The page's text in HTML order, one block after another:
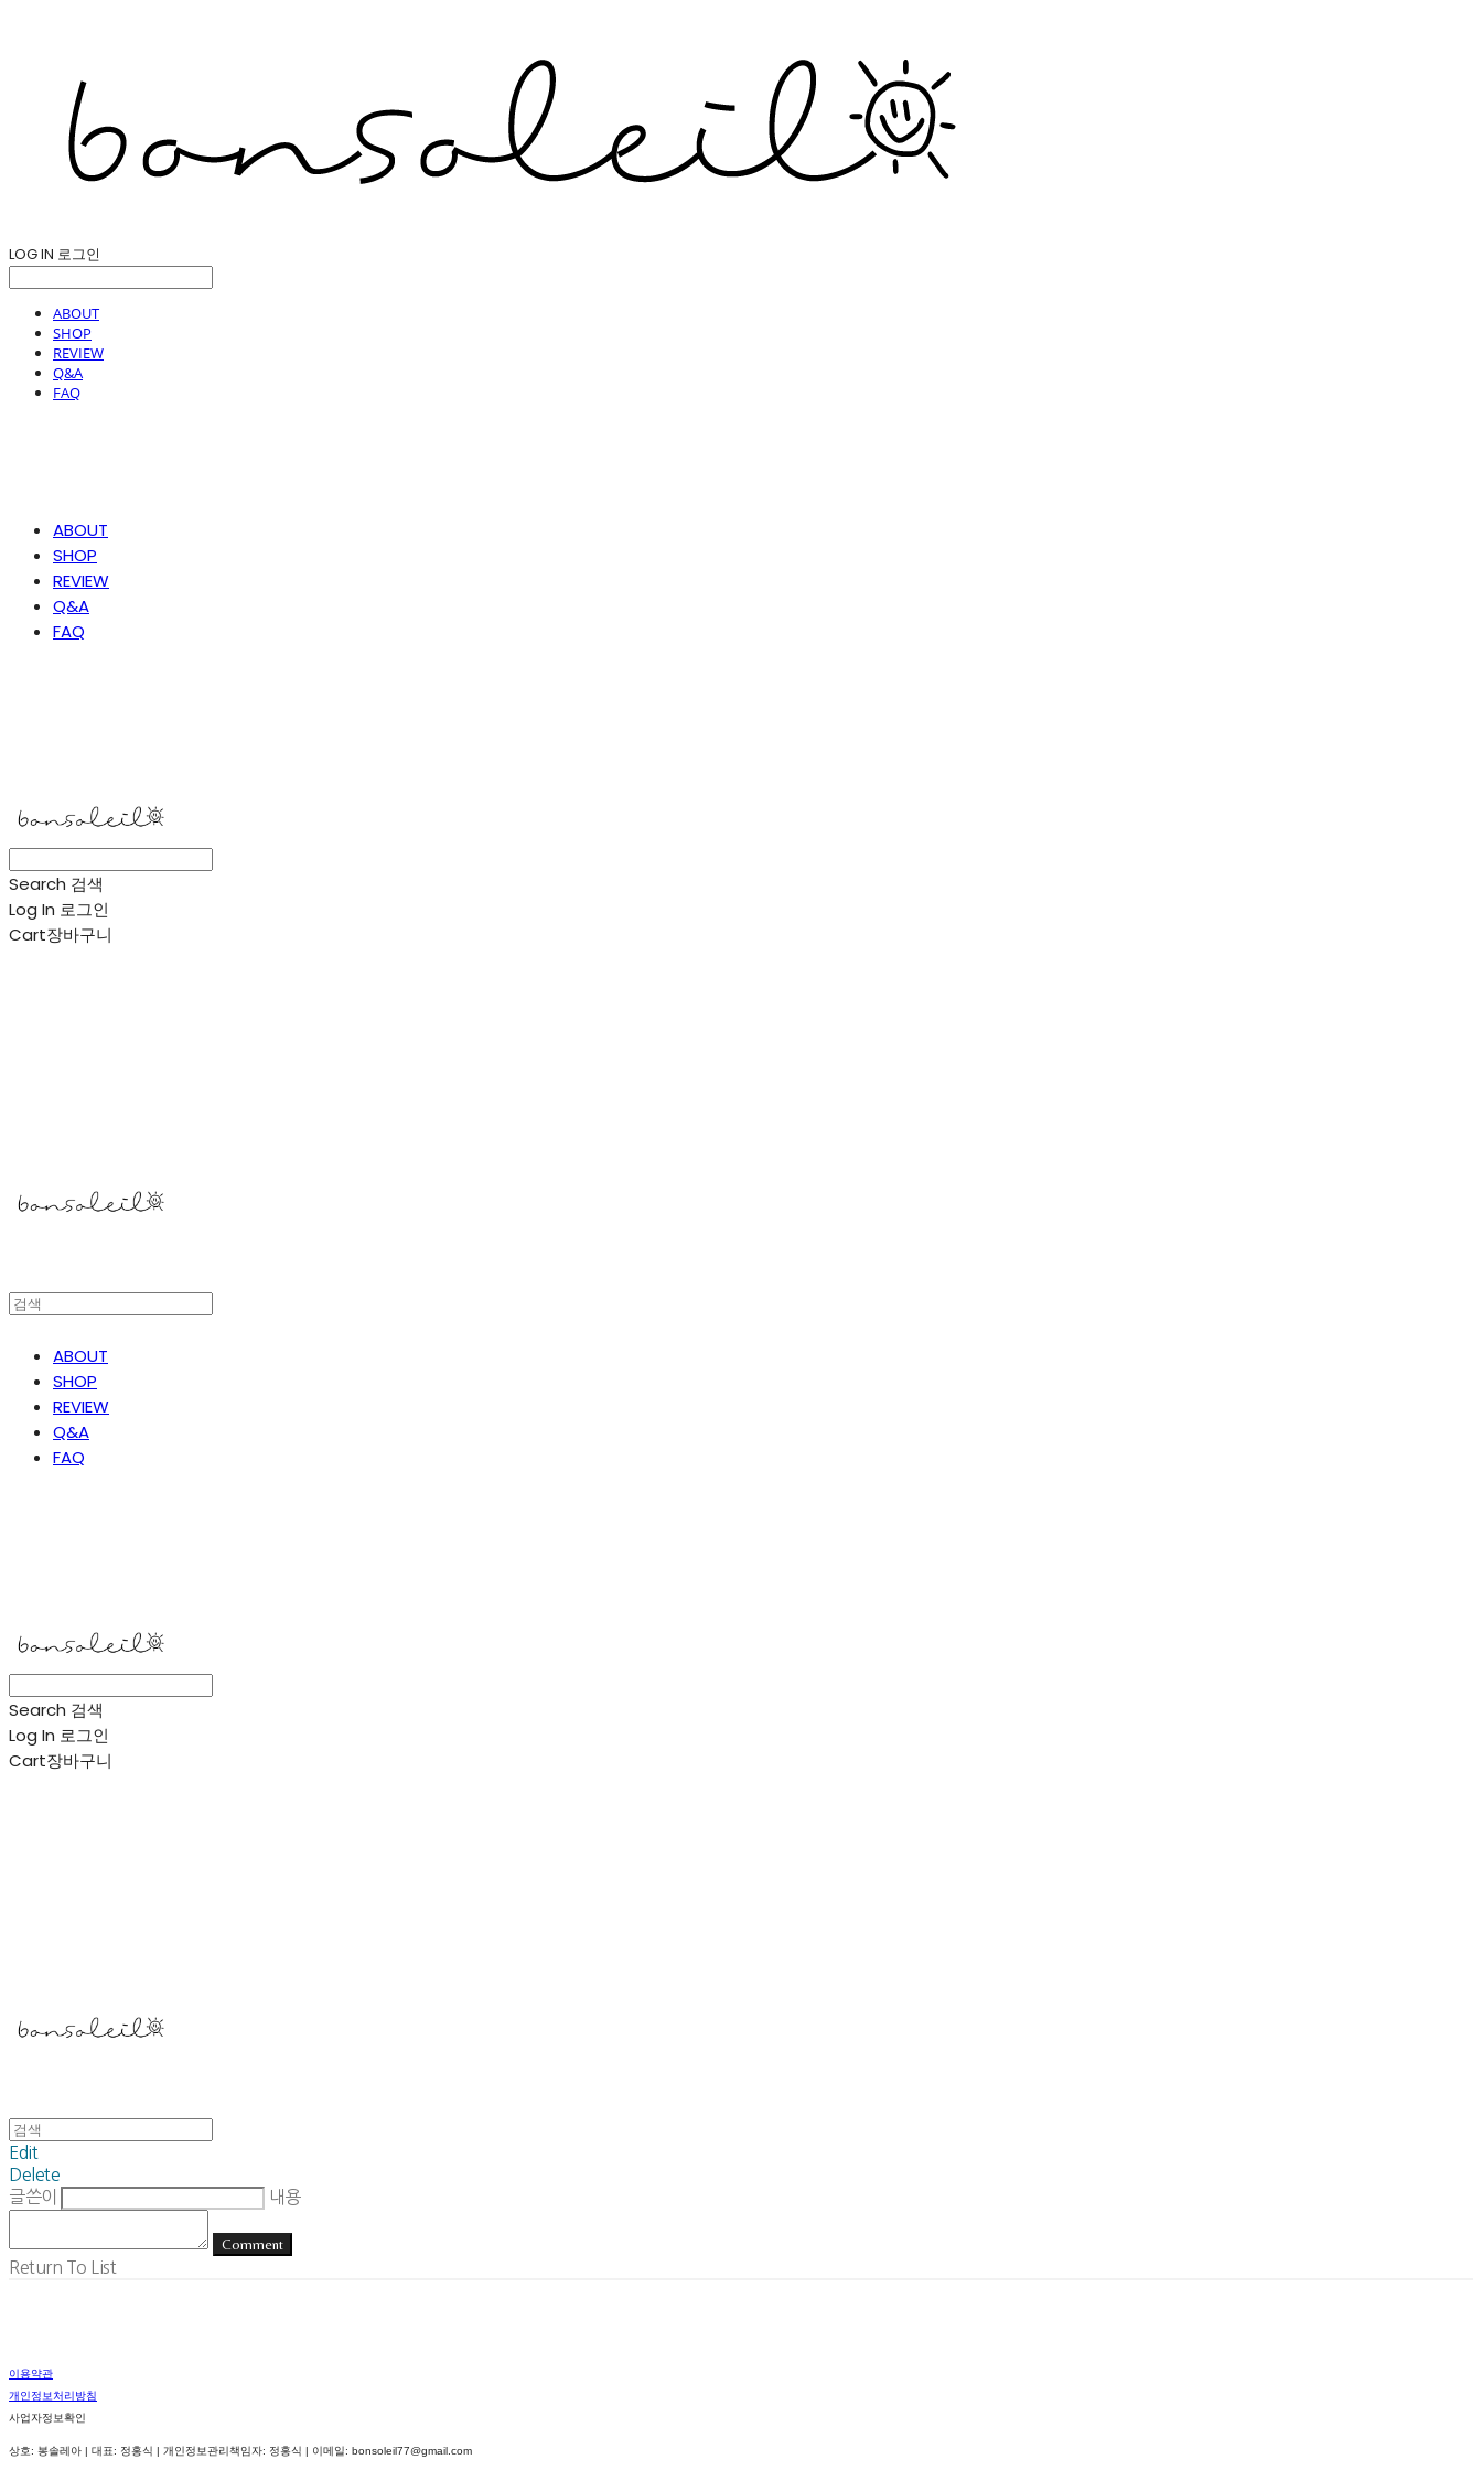
LOG IN 로그인
ABOUT
SHOP
REVIEW
Q&A
FAQ
ABOUT
SHOP
REVIEW
Q&A
FAQ
Search 검색
Log In 로그인
Cart장바구니
ABOUT
SHOP
REVIEW
Q&A
FAQ
Search 검색
Log In 로그인
Cart장바구니
Edit
Delete
글쓴이
내용
Comment
Return To List
이용약관
개인정보처리방침
사업자정보확인
상호: 봉솔레아 | 대표: 정홍식 | 개인정보관리책임자: 정홍식 | 이메일: bonsoleil77@gmail.com